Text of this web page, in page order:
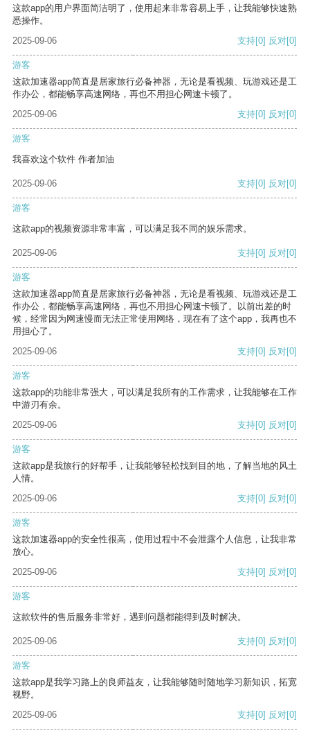
这款app的用户界面简洁明了，使用起来非常容易上手，让我能够快速熟
悉操作。
2025-09-06
支持[0] 反对[0]
游客
这款加速器app简直是居家旅行必备神器，无论是看视频、玩游戏还是工
作办公，都能畅享高速网络，再也不用担心网速卡顿了。
2025-09-06
支持[0] 反对[0]
游客
我喜欢这个软件 作者加油
2025-09-06 支持[0] 反对[0]
游客
这款app的视频资源非常丰富，可以满足我不同的娱乐需求。
2025-09-06 支持[0] 反对[0]
游客
这款加速器app简直是居家旅行必备神器，无论是看视频、玩游戏还是工
作办公，都能畅享高速网络，再也不用担心网速卡顿了。以前出差的时
候，经常因为网速慢而无法正常使用网络，现在有了这个app，我再也不
用担心了。
2025-09-06
支持[0] 反对[0]
游客
这款app的功能非常强大，可以满足我所有的工作需求，让我能够在工作
中游刃有余。
2025-09-06
支持[0] 反对[0]
游客
这款app是我旅行的好帮手，让我能够轻松找到目的地，了解当地的风土
人情。
2025-09-06
支持[0] 反对[0]
游客
这款加速器app的安全性很高，使用过程中不会泄露个人信息，让我非常
放心。
2025-09-06
支持[0] 反对[0]
游客
这款软件的售后服务非常好，遇到问题都能得到及时解决。
2025-09-06 支持[0] 反对[0]
游客
这款app是我学习路上的良师益友，让我能够随时随地学习新知识，拓宽
视野。
2025-09-06
支持[0] 反对[0]